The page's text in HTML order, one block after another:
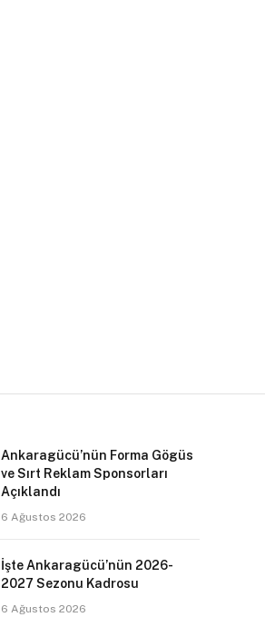
Ankaragücü’nün Forma Gögüs
ve Sırt Reklam Sponsorları
Açıklandı
6 Ağustos 2026
İşte Ankaragücü’nün 2026-
2027 Sezonu Kadrosu
6 Ağustos 2026